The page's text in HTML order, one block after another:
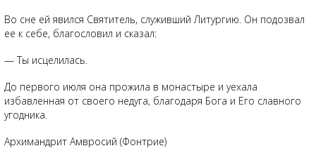
Во сне ей явился Святитель, служивший Литургию. Он подозвал
ее к себе, благословил и сказал:
— Ты исцелилась.
До первого июля она прожила в монастыре и уехала
избавленная от своего недуга, благодаря Бога и Его славного
угодника.
Архимандрит Амвросий (Фонтрие)